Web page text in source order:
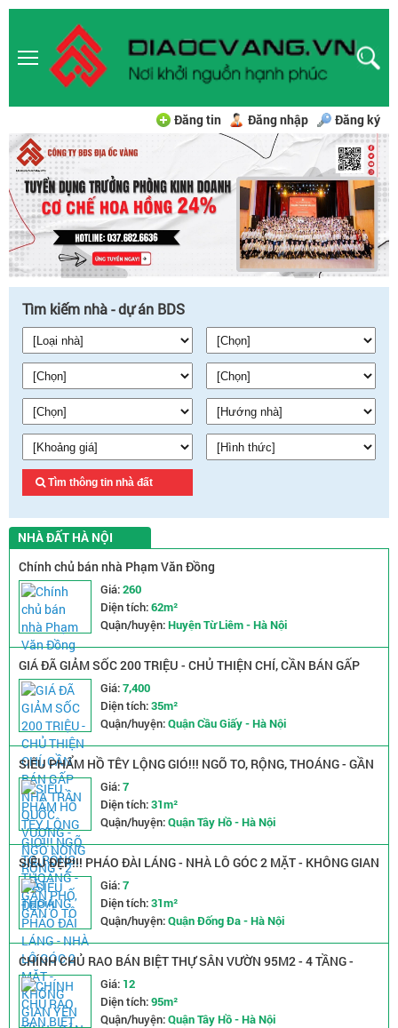
Đăng tin Đăng nhập Đăng ký
Tìm kiếm nhà - dự án BDS
Tìm thông tin nhà đất
NHÀ ĐẤT HÀ NỘI
Chính chủ bán nhà Phạm Văn Đồng
Giá:260
Diện tích:62m²
Quận/huyện:Huyện Từ Liêm - Hà Nội
GIÁ ĐÃ GIẢM SỐC 200 TRIỆU - CHỦ THIỆN CHÍ, CẦN BÁN GẤP
NHÀ TRẦN QUỐC VƯỢNG - NGÕ NÔNG RỘNG - 2 MẶT THOÁNG
Giá:7,400
Diện tích:35m²
Quận/huyện:Quận Cầu Giấy - Hà Nội
SIÊU PHẨM HỒ TÊY LỘNG GIÓ!!! NGÕ TO, RỘNG, THOÁNG - GẦN
PHỐ, GẦN Ô TÔGiá:7
Diện tích:31m²
Quận/huyện:Quận Tây Hồ - Hà Nội
SIÊU ĐẸP!!! PHÁO ĐÀI LÁNG - NHÀ LÔ GÓC 2 MẶT - KHÔNG GIAN
YÊN TĨNH - DÂN CƯ VĂN MINH
Giá:7
Diện tích:31m²
Quận/huyện:Quận Đống Đa - Hà Nội
CHÍNH CHỦ RAO BÁN BIỆT THỰ SÂN VƯỜN 95M2 - 4 TẦNG -
12.8 TỶ
Giá: 12
Diện tích:95m²
Quận/huyện:Quận Tây Hồ - Hà Nội